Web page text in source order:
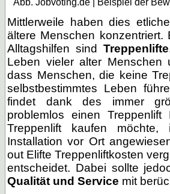
Mittlerweile haben dies
ältere Menschen
Alltagshilfen sindTreppenlifte
Leben vieler alter Menschen
dass Menschen, die keine
selbstbestimmtes Leben
findet dank des immer
problemlos einenTreppenlift
Treppenlift kaufen
Installation vor Ort
out Elifte Treppenliftkosten
entscheidet. Dabei sollte
Qualität und Service mit